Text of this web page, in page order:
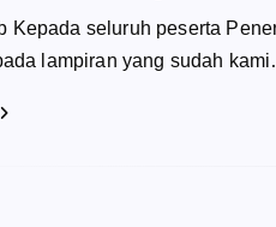
Kepada seluruh peserta
lampiran yang sudah